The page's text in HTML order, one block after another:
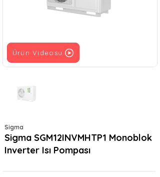
Ürün Videosu
Sigma
Sigma SGM12INVMHTP1 Monoblok
Inverter Isı Pompası